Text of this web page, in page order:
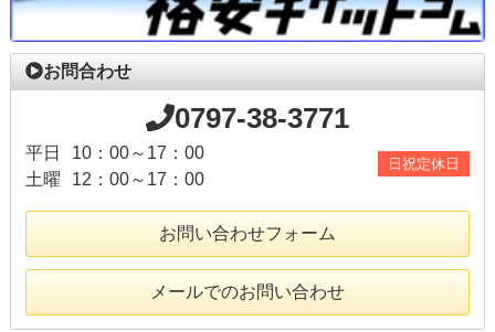
お問合わせ
0797-38-3771
平日
10：00～17：00
土曜
12：00～17：00
日祝定休日
お問い合わせフォーム
メールでのお問い合わせ